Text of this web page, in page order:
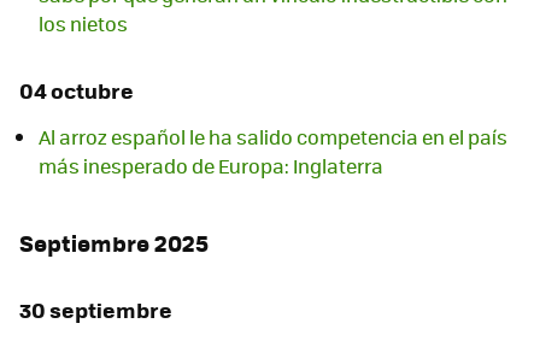
los nietos
04 octubre
Al arroz español le ha salido competencia en el país
más inesperado de Europa: Inglaterra
Septiembre 2025
30 septiembre